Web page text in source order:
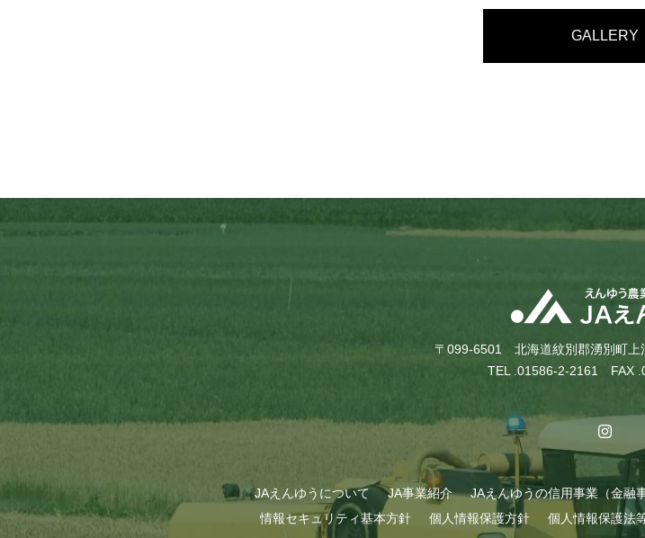
GALLERY
〒099-6501 北海道紋別郡湧別町上
TEL .01586-2-2161 FAX
JAえんゆうについて JA事業紹介 JAえんゆうの信用事業（金融
情報セキュリティ基本方針
個人情報保護方針 個人情報保護法